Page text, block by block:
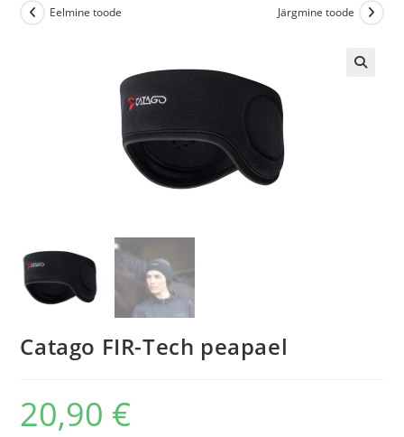
Eelmine toode Järgmine toode
Catago FIR-Tech peapael
20,90 €